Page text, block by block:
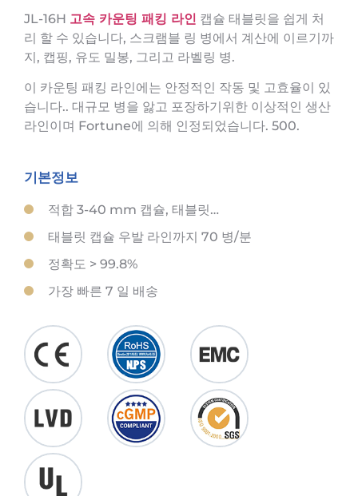
JL-16H 고속 카운팅 패킹 라인 캡슐 태블릿을 쉽게 처
리 할 수 ​​있습니다, 스크램블 링 병에서 계산에 이르기까
지, 캡핑, 유도 밀봉, 그리고 라벨링 병.
이 카운팅 패킹 라인에는 안정적인 작동 및 고효율이 있
습니다.. 대규모 병을 앓고 포장하기위한 이상적인 생산
라인이며 Fortune에 의해 인정되었습니다. 500.
기본정보
적합 3-40 mm 캡슐, 태블릿…
태블릿 캡슐 우발 라인까지 70 병/분
정확도 > 99.8%
가장 빠른 7 일 배송